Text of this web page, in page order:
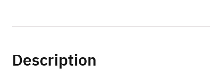
Description